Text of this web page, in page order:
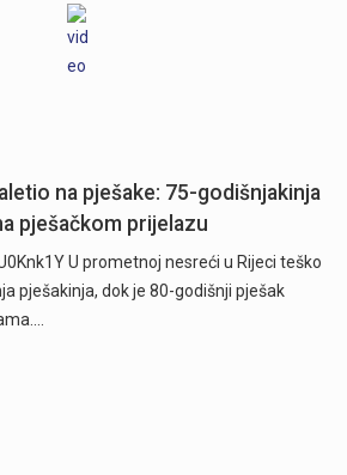
na pješake: 75-godišnjakinja
pješačkom prijelazu
U prometnoj nesreći u Rijeci teško
pješakinja, dok je 80-godišnji pješak